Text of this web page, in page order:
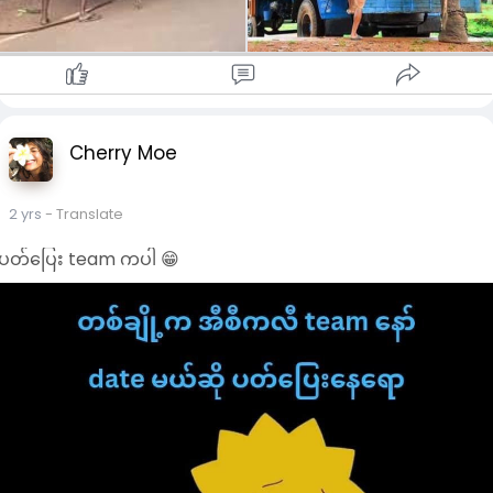
Cherry Moe
2 yrs - Translate
တ်ပြေး team ကပါ 😁